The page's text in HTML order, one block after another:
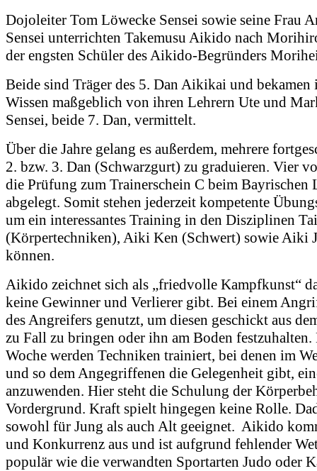
Dojoleiter Tom Löwecke Sensei sowie seine Frau
Sensei unterrichten Takemusu Aikido nach
der engsten Schüler des Aikido-Begründers
Beide sind Träger des 5. Dan Aikikai und
Wissen maßgeblich von ihren Lehrern Ute und
Sensei, beide 7. Dan, vermittelt.
Über die Jahre gelang es außerdem, mehrere
2. bzw. 3. Dan (Schwarzgurt) zu graduieren. Vier
die Prüfung zum Trainerschein C beim Bayrischen
abgelegt. Somit stehen jederzeit kompetente
um ein interessantes Training in den Disziplinen
(Körpertechniken), Aiki Ken (Schwert) sowie Aiki
können.
Aikido zeichnet sich als „friedvolle Kampfkunst“
keine Gewinner und Verlierer gibt. Bei einem
des Angreifers genutzt, um diesen geschickt aus
zu Fall zu bringen oder ihn am Boden
Woche werden Techniken trainiert, bei denen im
und so dem Angegriffenen die Gelegenheit gibt,
anzuwenden. Hier steht die Schulung der
Vordergrund. Kraft spielt hingegen keine Rolle.
sowohl für Jung als auch Alt geeignet. Aikido
und Konkurrenz aus und ist aufgrund fehlender
populär wie die verwandten Sportarten Judo oder